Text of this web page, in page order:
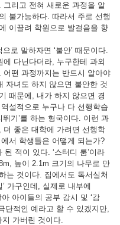
리고 전혀 새로운 과정을 알
불가능하다. 따라서 주로 선행
이끌려 학원으로 발걸음을 향
로 말하자면 ‘불안’ 때문이다.
다닌다더라, 누구한테 과외
떤 과정까지는 반드시 알아야
자녀도 하지 않으면 불안한 것
때문에, 내가 하지 않으면 경
설적으로 누구나 다 선행학습
기’를 하는 형국이다. 이런 과
좋은 대학에 가려면 선행학
서 학생들은 어떻게 되는가?
된 적이 있다. ‘스터디 룸’이라
높이 2.1m 크기의 나무로 만
는 것이다. 집에서도 독서실처
가구인데, 실제로 내부에
아이들의 공부 감시 및 ‘감
단적인 예라고 할 수 있겠지만,
지 가버린 것이다.